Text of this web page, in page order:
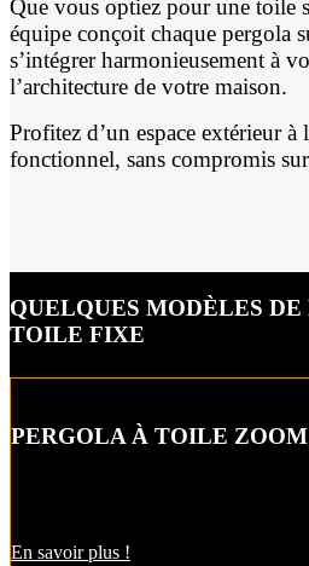
Que vous optiez pour une toile
équipe conçoit chaque pergola
s’intégrer harmonieusement à
l’architecture de votre maison.
Profitez d’un espace extérieur à
fonctionnel, sans compromis
QUELQUES MODÈLES DE
TOILE FIXE
PERGOLA À TOILE
En savoir plus !